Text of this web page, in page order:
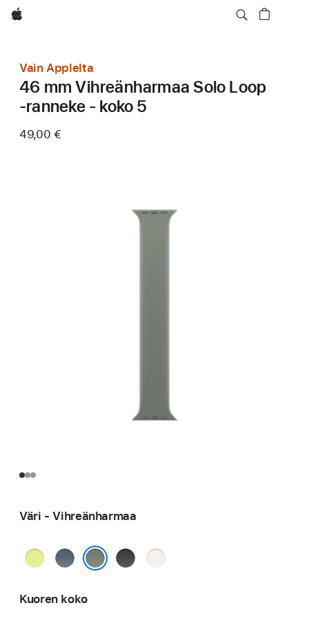
Apple
Vain Applelta
46 mm Vihreänharmaa Solo Loop
‑ranneke - koko 5
49,00 €
Väri - Vihreänharmaa
Neonkeltainen
Ankkurinsininen
MustaPunan­
Kuoren koko